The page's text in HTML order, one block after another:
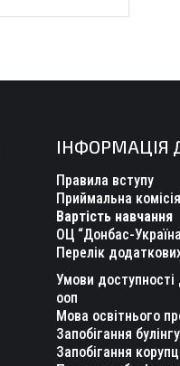
ІНФОРМАЦІЯ
Правила вступу
Приймальна комісія
Вартість навчання
ОЦ “Донбас-
Перелік
Умови доступності
ооп
Мова освітнього
Запобігання булінгу
Запобігання